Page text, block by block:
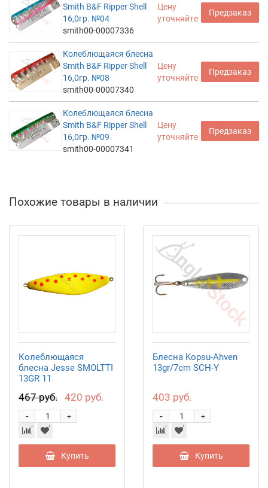
Smith B&F Ripper Shell
16,0гр. №04
smith00-00007336
Цену
уточняйте
Предзаказ
Колеблющаяся блесна
Smith B&F Ripper Shell
16,0гр. №08
smith00-00007340
Цену
уточняйте
Предзаказ
Колеблющаяся блесна
Smith B&F Ripper Shell
16,0гр. №09
smith00-00007341
Цену
уточняйте
Предзаказ
Похожие товары в наличии
Колеблющаяся
блесна Jesse SMOLTTI
13GR 11
467 руб. 420 руб.
+
-
Купить
Блесна Kopsu-Ahven
13gr/7cm SCH-Y
403 руб.
+
-
Купить